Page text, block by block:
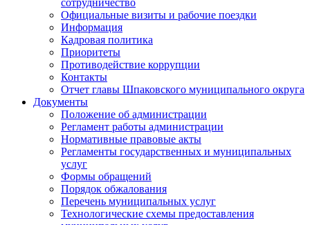
сотрудничество
Официальные визиты и рабочие поездки
Информация
Кадровая политика
Приоритеты
Противодействие коррупции
Контакты
Отчет главы Шпаковского муниципального округа
Документы
Положение об администрации
Регламент работы администрации
Нормативные правовые акты
Регламенты государственных и муниципальных
услуг
Формы обращений
Порядок обжалования
Перечень муниципальных услуг
Технологические схемы предоставления